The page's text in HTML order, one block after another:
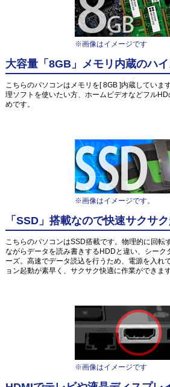
※画像はイメージです
大容量「8GB」メモリ内蔵のハ
こちらのパソコンはメモリを[ 8GB ]内蔵していま
理ソフトを使いたい方、ホームビデオなどフル
めです。
※画像はイメージです。
「SSD」搭載なので快速サクサ
こちらのパソコンはSSD搭載です。物理的に回転
ながらデータを読み書きするHDDと違い、シーク
ーズ。高速でデータ読込を行うため、電源を入れ
ョン起動が素早く、サクサク快適に作業ができます
※画像はイメージです